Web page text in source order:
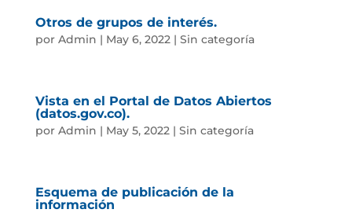
Otros de grupos de interés.
por Admin | May 6, 2022| Sin categoría
Vista en el Portal de Datos Abiertos
(datos.gov.co).
por Admin | May 5, 2022| Sin categoría
Esquema de publicación de la
información